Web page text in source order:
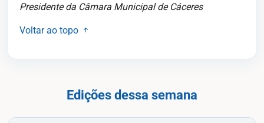
Presidente da Câmara Municipal de Cáceres
Voltar ao topo
Edições dessa semana